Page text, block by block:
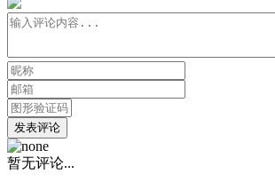
发表评论
暂无评论...